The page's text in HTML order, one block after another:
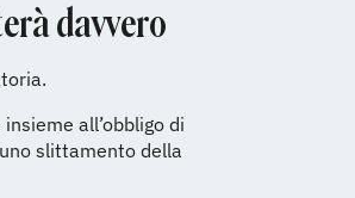
davvero
all’obbligo di
slittamento della